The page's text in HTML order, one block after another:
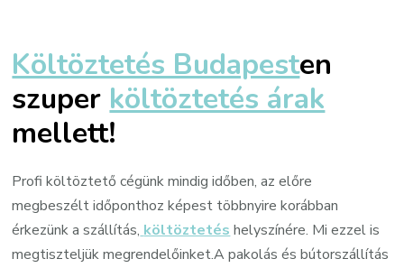
Költöztetés Budapesten
szuper költöztetés árak
mellett!
Profi költöztető cégünk mindig időben, az előre
megbeszélt időponthoz képest többnyire korábban
érkezünk a szállítás,költöztetéshelyszínére. Mi ezzel is
megtiszteljük megrendelőinket.A pakolás és bútorszállítás